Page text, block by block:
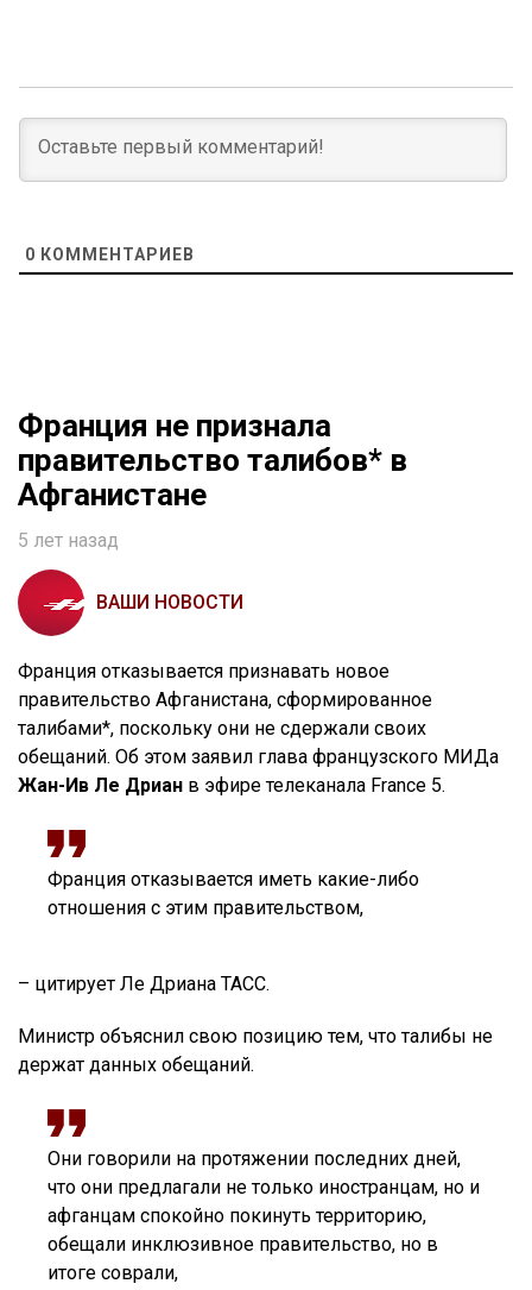
0 КОММЕНТАРИЕВ
Франция не признала
правительство талибов* в
Афганистане
5 лет назад
ВАШИ НОВОСТИ
Франция отказывается признавать новое
правительство Афганистана, сформированное
талибами*, поскольку они не сдержали своих
обещаний. Об этом заявил глава французского МИДа
Жан-Ив Ле Дриан в эфире телеканала France 5.
Франция отказывается иметь какие-либо
отношения с этим правительством,
– цитирует Ле Дриана ТАСС.
Министр объяснил свою позицию тем, что талибы не
держат данных обещаний.
Они говорили на протяжении последних дней,
что они предлагали не только иностранцам, но и
афганцам спокойно покинуть территорию,
обещали инклюзивное правительство, но в
итоге соврали,